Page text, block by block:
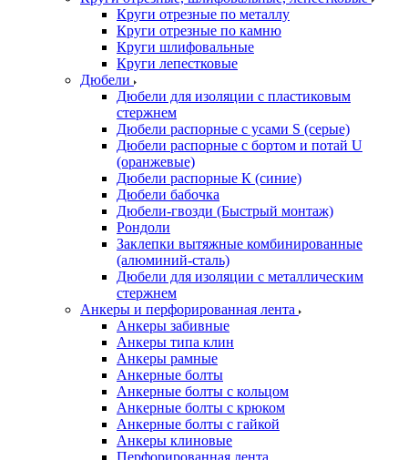
Круги отрезные по металлу
Круги отрезные по камню
Круги шлифовальные
Круги лепестковые
Дюбели
Дюбели для изоляции с пластиковым
стержнем
Дюбели распорные с усами S (серые)
Дюбели распорные c бортом и потай U
(оранжевые)
Дюбели распорные К (синие)
Дюбели бабочка
Дюбели-гвозди (Быстрый монтаж)
Рондоли
Заклепки вытяжные комбинированные
(алюминий-сталь)
Дюбели для изоляции с металлическим
стержнем
Анкеры и перфорированная лента
Анкеры забивные
Анкеры типа клин
Анкеры рамные
Анкерные болты
Анкерные болты с кольцом
Анкерные болты с крюком
Анкерные болты с гайкой
Анкеры клиновые
Перфорированная лента